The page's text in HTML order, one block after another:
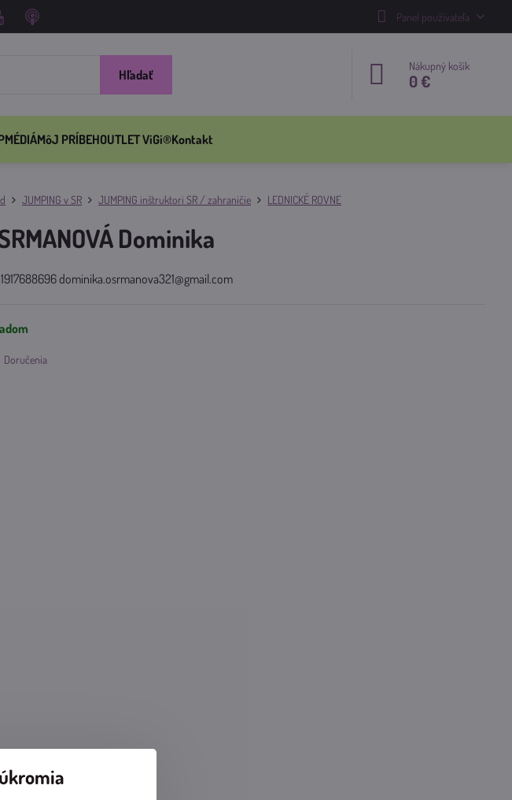
Panel používateľa
Hľadať
Nákupný košík
0 €
MÉDIÁMôJ PRÍBEHOUTLET ViGi®Kontakt
JUMPING v SR JUMPING inštruktori SR / zahraničie LEDNICKÉ ROVNE
Dominika
dominika.osrmanova321@gmail.com
Doručenia